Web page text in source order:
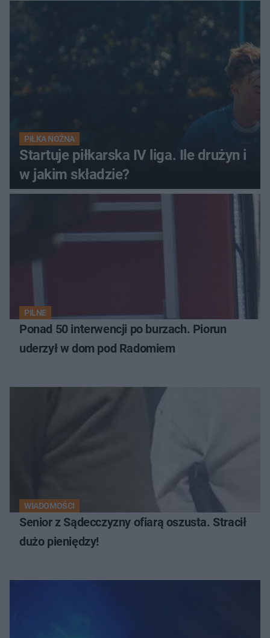
PIŁKA NOŻNA
Startuje piłkarska IV liga. Ile drużyn i
w jakim składzie?
PILNE
Ponad 50 interwencji po burzach. Piorun
uderzył w dom pod Radomiem
WIADOMOŚCI
Senior z Sądecczyzny ofiarą oszusta. Stracił
dużo pieniędzy!